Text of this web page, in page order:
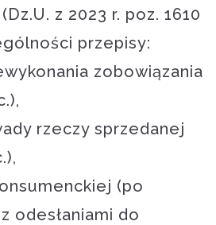
z 2023 r. poz. 1610
przepisy:
zobowiązania
rzeczy sprzedanej
(po
odesłaniami do